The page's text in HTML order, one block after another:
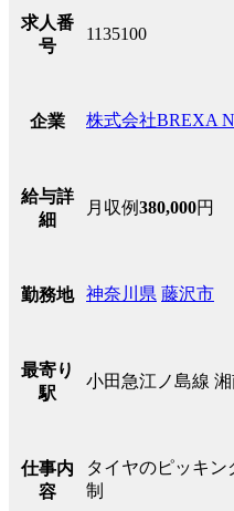
求人番
号
1135100
企業 株式会社BREXA
給与詳
細
月収例380,000円
勤務地 神奈川県 藤沢市
最寄り
駅
小田急江ノ島線
仕事内
容
タイヤのピッキン
制